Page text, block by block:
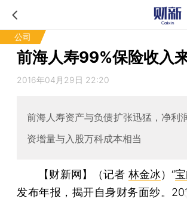
公司
前海人寿99%保险收入
2016年04月29日 22:20
前海人寿资产与负债扩张迅猛，净利
资增量与入股万科成本相当
【财新网】（记者 林金冰）“
发布年报，揭开自身财务面纱。